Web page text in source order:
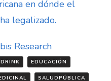
en dónde el
legalizado.
Research
DRINK EDUCACIÓN
SALUDPÚBLICA